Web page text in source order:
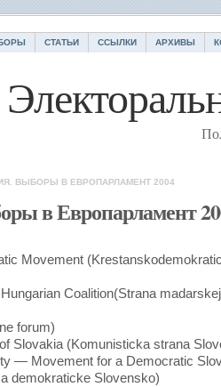
СТАТЬИ ССЫЛКИ АРХИВЫ
ВЫБОРЫ В ЕВРОПАРЛАМЕНТ 2004
в Европарламент
Movement
Coalition(Strana
forum)
Slovakia (Komunisticka strana
— Movement for a Democratic
demokraticke Slovensko)